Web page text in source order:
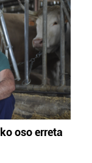
oso erreta